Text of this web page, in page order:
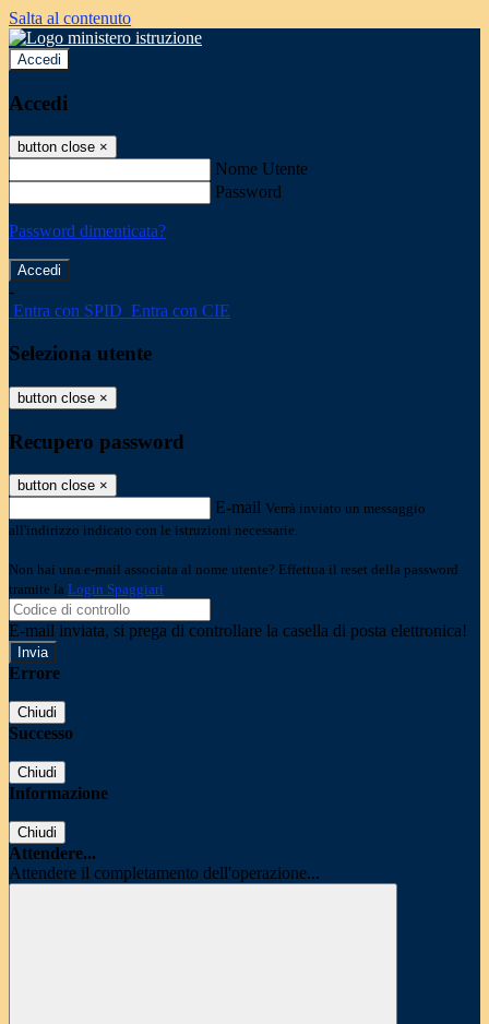
Salta al contenuto
Accedi
Accedi
button close ×
Nome Utente
Password
Password dimenticata?
-
Entra con SPID Entra con CIE
Seleziona utente
button close ×
Recupero password
button close ×
E-mail Verrà inviato un messaggio
all'indirizzo indicato con le istruzioni necessarie.
Non hai una e-mail associata al nome utente? Effettua il reset della password
tramite la Login Spaggiari
E-mail inviata, si prega di controllare la casella di posta elettronica!
Errore
Chiudi
Successo
Chiudi
Informazione
Chiudi
Attendere...
Attendere il completamento dell'operazione...